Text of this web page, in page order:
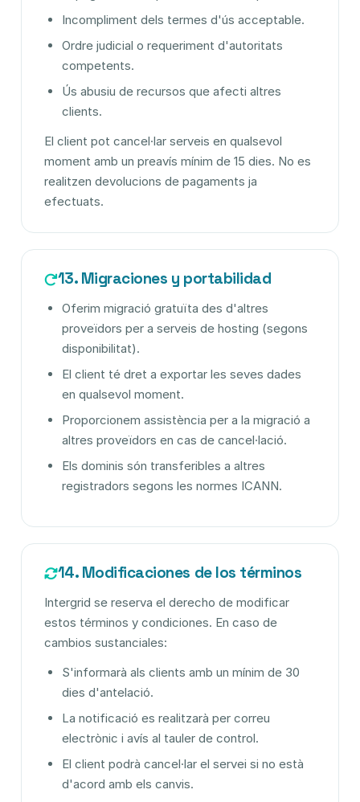
Incompliment dels termes d'ús acceptable.
Ordre judicial o requeriment d'autoritats
competents.
Ús abusiu de recursos que afecti altres
clients.
El client pot cancel·lar serveis en qualsevol
moment amb un preavís mínim de 15 dies. No es
realitzen devolucions de pagaments ja
efectuats.
13. Migraciones y portabilidad
Oferim migració gratuïta des d'altres
proveïdors per a serveis de hosting (segons
disponibilitat).
El client té dret a exportar les seves dades
en qualsevol moment.
Proporcionem assistència per a la migració a
altres proveïdors en cas de cancel·lació.
Els dominis són transferibles a altres
registradors segons les normes ICANN.
14. Modificaciones de los términos
Intergrid se reserva el derecho de modificar
estos términos y condiciones. En caso de
cambios sustanciales:
S'informarà als clients amb un mínim de 30
dies d'antelació.
La notificació es realitzarà per correu
electrònic i avís al tauler de control.
El client podrà cancel·lar el servei si no està
d'acord amb els canvis.